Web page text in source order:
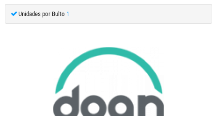
Unidades por Bulto 1